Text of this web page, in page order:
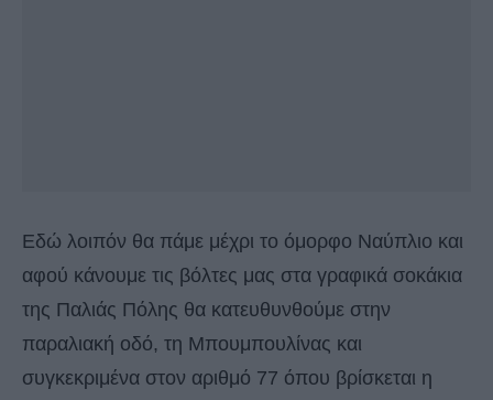
Εδώ λοιπόν θα πάμε μέχρι το όμορφο Ναύπλιο και
αφού κάνουμε τις βόλτες μας στα γραφικά σοκάκια
της Παλιάς Πόλης θα κατευθυνθούμε στην
παραλιακή οδό, τη Μπουμπουλίνας και
συγκεκριμένα στον αριθμό 77 όπου βρίσκεται η